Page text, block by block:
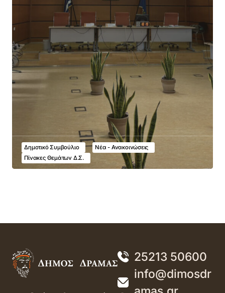
Δημοτικό Συμβούλιο
Νέα - Ανακοινώσεις
Πίνακες Θεμάτων Δ.Σ.
25213 50600
info@dimosdr